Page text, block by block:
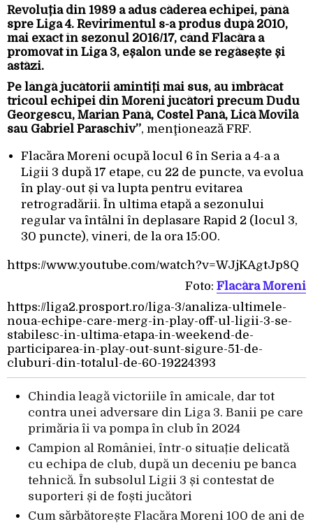
Revoluția din 1989 a adus căderea echipei, până
spre Liga 4. Revirimentul s-a produs după 2010,
mai exact în sezonul 2016/17, când Flacăra a
promovat în Liga 3, eșalon unde se regăsește și
astăzi.
Pe lângă jucătorii amintiți mai sus, au îmbrăcat
tricoul echipei din Moreni jucători precum Dudu
Georgescu, Marian Pană, Costel Pană, Lică Movilă
sau Gabriel Paraschiv”, menţionează FRF.
Flacăra Moreni ocupă locul 6 în Seria a 4-a a
Ligii 3 după 17 etape, cu 22 de puncte, va evolua
în play-out și va lupta pentru evitarea
retrogradării. În ultima etapă a sezonului
regular va întâlni în deplasare Rapid 2 (locul 3,
30 puncte), vineri, de la ora 15:00.
https://www.youtube.com/watch?v=WJjKAgtJp8Q
Foto: Flacăra Moreni
https://liga2.prosport.ro/liga-3/analiza-ultimele-
noua-echipe-care-merg-in-play-off-ul-ligii-3-se-
stabilesc-in-ultima-etapa-in-weekend-de-
participarea-in-play-out-sunt-sigure-51-de-
cluburi-din-totalul-de-60-19224393
Chindia leagă victoriile în amicale, dar tot
contra unei adversare din Liga 3. Banii pe care
primăria îi va pompa în club în 2024
Campion al României, într-o situație delicată
cu echipa de club, după un deceniu pe banca
tehnică. În subsolul Ligii 3 și contestat de
suporteri și de foști jucători
Cum sărbătorește Flacăra Moreni 100 de ani de